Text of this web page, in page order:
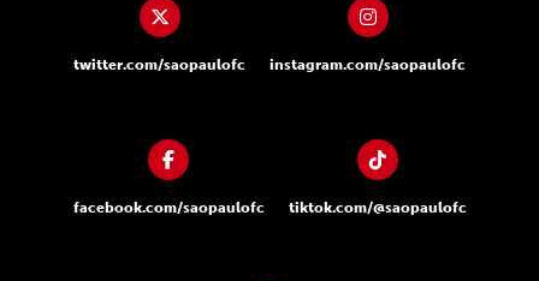
twitter.com/saopaulofc instagram.com/saopaulofc
facebook.com/saopaulofc tiktok.com/@saopaulofc